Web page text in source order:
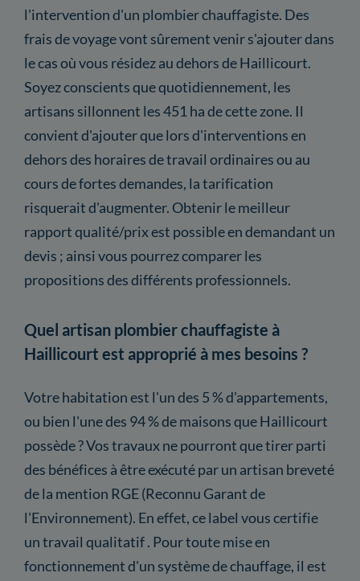
l'intervention d'un plombier chauffagiste. Des
frais de voyage vont sûrement venir s'ajouter dans
le cas où vous résidez au dehors de Haillicourt.
Soyez conscients que quotidiennement, les
artisans sillonnent les 451 ha de cette zone. Il
convient d'ajouter que lors d'interventions en
dehors des horaires de travail ordinaires ou au
cours de fortes demandes, la tarification
risquerait d'augmenter. Obtenir le meilleur
rapport qualité/prix est possible en demandant un
devis ; ainsi vous pourrez comparer les
propositions des différents professionnels.
Quel artisan plombier chauffagiste à
Haillicourt est approprié à mes besoins ?
Votre habitation est l'un des 5 % d'appartements,
ou bien l'une des 94 % de maisons que Haillicourt
possède ? Vos travaux ne pourront que tirer parti
des bénéfices à être exécuté par un artisan breveté
de la mention RGE (Reconnu Garant de
l'Environnement). En effet, ce label vous certifie
un travail qualitatif . Pour toute mise en
fonctionnement d'un système de chauffage, il est